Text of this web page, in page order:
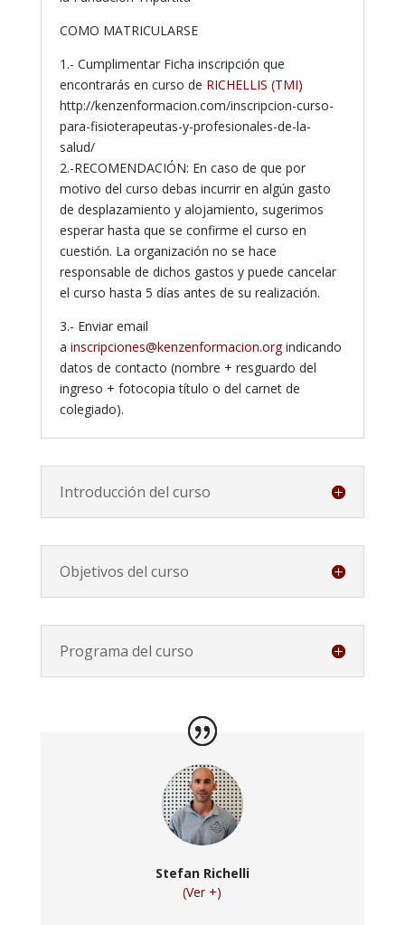
COMO MATRICULARSE
1.- Cumplimentar Ficha inscripción que
encontrarás en curso de RICHELLIS (TMI)
http://kenzenformacion.com/inscripcion-curso-
para-fisioterapeutas-y-profesionales-de-la-
salud/
2.-RECOMENDACIÓN: En caso de que por
motivo del curso debas incurrir en algún gasto
de desplazamiento y alojamiento, sugerimos
esperar hasta que se confirme el curso en
cuestión. La organización no se hace
responsable de dichos gastos y puede cancelar
el curso hasta 5 días antes de su realización.
3.- Enviar email
a inscripciones@kenzenformacion.orgindicando
datos de contacto (nombre + resguardo del
ingreso + fotocopia título o del carnet de
colegiado).
Introducción del curso
Objetivos del curso
Programa del curso
Stefan Richelli
(Ver +)